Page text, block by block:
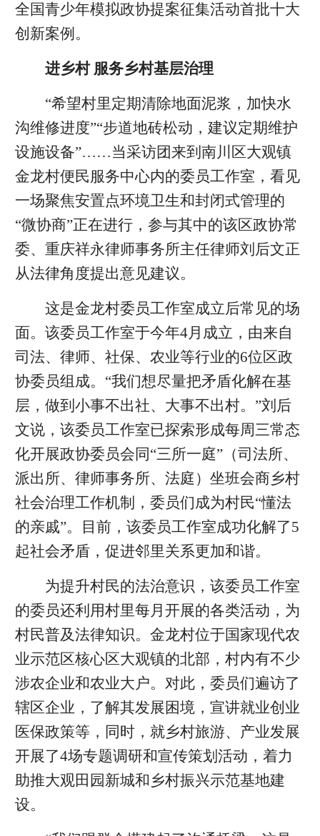
全国青少年模拟政协提案征集活动首批十大
创新案例。
进乡村 服务乡村基层治理
“希望村里定期清除地面泥浆，加快水
沟维修进度”“步道地砖松动，建议定期维护
设施设备”……当采访团来到南川区大观镇
金龙村便民服务中心内的委员工作室，看见
一场聚焦安置点环境卫生和封闭式管理的
“微协商”正在进行，参与其中的该区政协常
委、重庆祥永律师事务所主任律师刘后文正
从法律角度提出意见建议。
这是金龙村委员工作室成立后常见的场
面。该委员工作室于今年4月成立，由来自
司法、律师、社保、农业等行业的6位区政
协委员组成。“我们想尽量把矛盾化解在基
层，做到小事不出社、大事不出村。”刘后
文说，该委员工作室已探索形成每周三常态
化开展政协委员会同“三所一庭”（司法所、
派出所、律师事务所、法庭）坐班会商乡村
社会治理工作机制，委员们成为村民“懂法
的亲戚”。目前，该委员工作室成功化解了5
起社会矛盾，促进邻里关系更加和谐。
为提升村民的法治意识，该委员工作室
的委员还利用村里每月开展的各类活动，为
村民普及法律知识。金龙村位于国家现代农
业示范区核心区大观镇的北部，村内有不少
涉农企业和农业大户。对此，委员们遍访了
辖区企业，了解其发展困境，宣讲就业创业
医保政策等，同时，就乡村旅游、产业发展
开展了4场专题调研和宣传策划活动，着力
助推大观田园新城和乡村振兴示范基地建
设。